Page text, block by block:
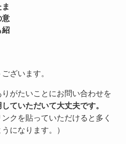
意
紹
ざいます。
がたいことにお問い合わせを
ていただいて大丈夫です。
クを貼っていただけると多く
になります。）